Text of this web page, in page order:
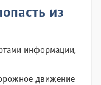
из
информации,
движение